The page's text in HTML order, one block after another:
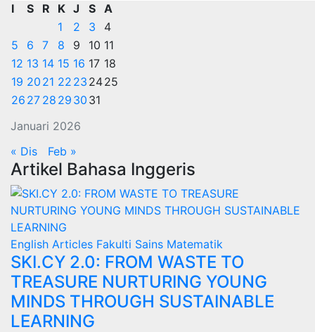
Januari 2026
I S R K J S A
1
2 3
4
5
6 7 8 9 10 11
12 13 14 15 16 17 18
19 20 21 22 23 2425
26 27 28 29 30 31
« Dis Feb »
Artikel Bahasa Inggeris
English Articles Fakulti Sains Matematik
SKI.CY 2.0: FROM WASTE TO
TREASURE NURTURING YOUNG
MINDS THROUGH SUSTAINABLE
LEARNING